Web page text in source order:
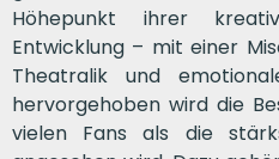
Höhepunkt ihrer
Entwicklung – mit einer
Theatralik und
hervorgehoben wird die
vielen Fans als die